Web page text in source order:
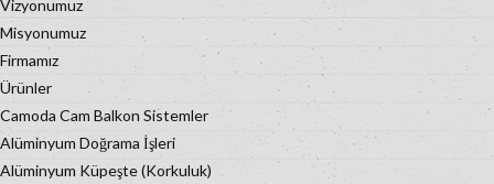
Vizyonumuz
Misyonumuz
Firmamız
Ürünler
Camoda Cam Balkon Sistemler
Alüminyum Doğrama İşleri
Alüminyum Küpeşte (Korkuluk)